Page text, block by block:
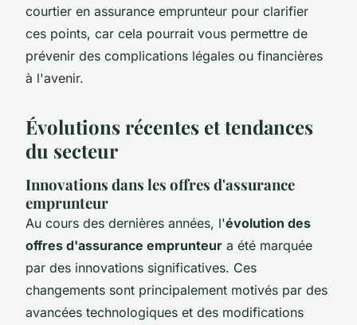
courtier en assurance emprunteur pour clarifier
ces points, car cela pourrait vous permettre de
prévenir des complications légales ou financières
à l'avenir.
Évolutions récentes et tendances
du secteur
Innovations dans les offres d'assurance
emprunteur
Au cours des dernières années, l'évolution des
offres d'assurance emprunteur a été marquée
par des innovations significatives. Ces
changements sont principalement motivés par des
avancées technologiques et des modifications